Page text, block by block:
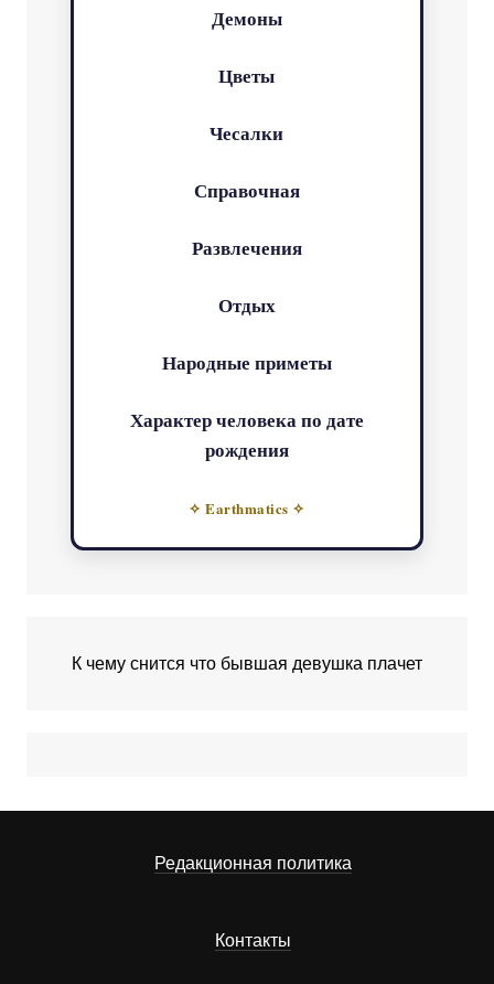
Демоны
Цветы
Чесалки
Справочная
Развлечения
Отдых
Народные приметы
Характер человека по дате
рождения
✧ Earthmatics ✧
К чему снится что бывшая девушка плачет
Редакционная политика
Контакты